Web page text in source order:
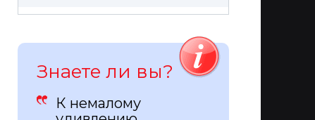
Знаете ли вы?
К немалому